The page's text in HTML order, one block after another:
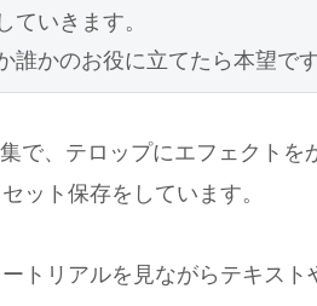
ていきます。
で、テロップにエフェクトを
ット保存をしています。
トリアルを見ながらテキスト